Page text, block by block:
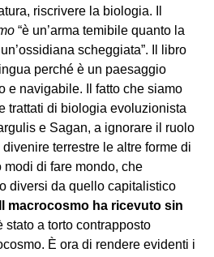
riscrivere la biologia. Il
“è un’arma temibile quanto la
scheggiata”. Il libro
perché è un paesaggio
e navigabile. Il fatto che siamo
trattati di biologia evoluzionista
e Sagan, a ignorare il ruolo
terrestre le altre forme di
di fare mondo, che
diversi da quello capitalistico
Il macrocosmo ha ricevuto sin
stato a torto contrapposto
È ora di rendere evidenti i